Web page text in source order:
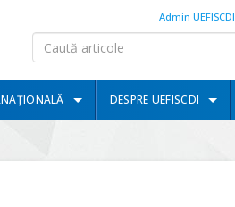
Admin UEFISCDI
DESPRE UEFISCDI